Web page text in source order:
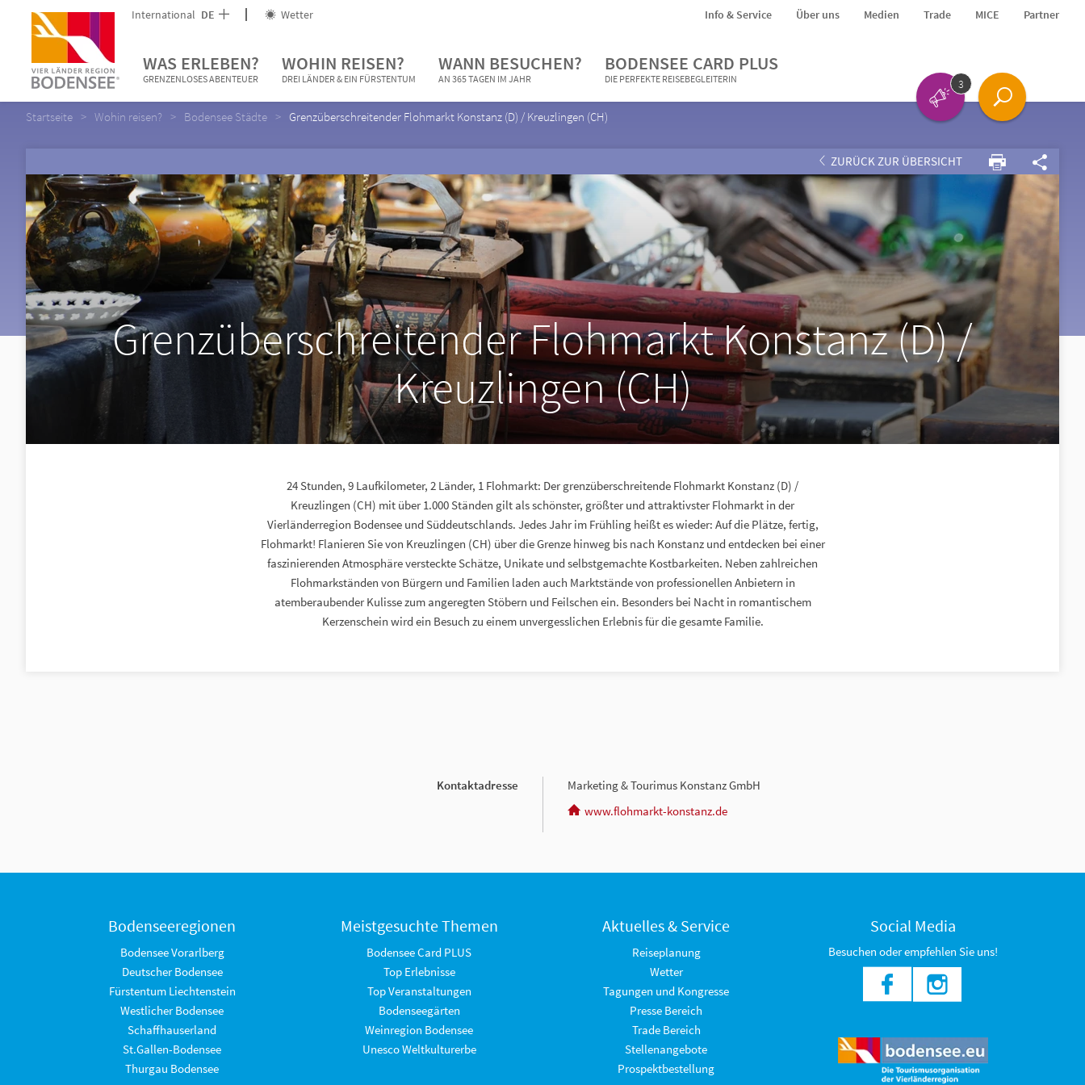
International DE Wetter Info & Service Über uns Medien Trade MICE Partner
WAS ERLEBEN?
GRENZENLOSES ABENTEUER
WOHIN REISEN?
DREI LÄNDER & EIN FÜRSTENTUM
WANN BESUCHEN?
AN 365 TAGEN IM JAHR
BODENSEE CARD PLUS
DIE PERFEKTE REISEBEGLEITERIN 3
Startseite Wohin reisen? Bodensee Städte Grenzüberschreitender Flohmarkt Konstanz (D) / Kreuzlingen (CH)
ZURÜCK ZUR ÜBERSICHT
Grenzüberschreitender Flohmarkt Konstanz (D) /
Kreuzlingen (CH)
24 Stunden, 9 Laufkilometer, 2 Länder, 1 Flohmarkt: Der grenzüberschreitende Flohmarkt Konstanz (D) /
Kreuzlingen (CH) mit über 1.000 Ständen gilt als schönster, größter und attraktivster Flohmarkt in der
Vierländerregion Bodensee und Süddeutschlands. Jedes Jahr im Frühling heißt es wieder: Auf die Plätze, fertig,
Flohmarkt! Flanieren Sie von Kreuzlingen (CH) über die Grenze hinweg bis nach Konstanz und entdecken bei einer
faszinierenden Atmosphäre versteckte Schätze, Unikate und selbstgemachte Kostbarkeiten. Neben zahlreichen
Flohmarkständen von Bürgern und Familien laden auch Marktstände von professionellen Anbietern in
atemberaubender Kulisse zum angeregten Stöbern und Feilschen ein. Besonders bei Nacht in romantischem
Kerzenschein wird ein Besuch zu einem unvergesslichen Erlebnis für die gesamte Familie.
Kontaktadresse
Marketing & Tourimus Konstanz GmbH
www.flohmarkt-konstanz.de
Bodenseeregionen
Bodensee Vorarlberg
Deutscher Bodensee
Fürstentum Liechtenstein
Westlicher Bodensee
Schaffhauserland
St.Gallen-Bodensee
Thurgau Bodensee
Meistgesuchte Themen
Bodensee Card PLUS
Top Erlebnisse
Top Veranstaltungen
Bodenseegärten
Weinregion Bodensee
Unesco Weltkulturerbe
Aktuelles & Service
Reiseplanung
Wetter
Tagungen und Kongresse
Presse Bereich
Trade Bereich
Stellenangebote
Prospektbestellung
Social Media
Besuchen oder empfehlen Sie uns!